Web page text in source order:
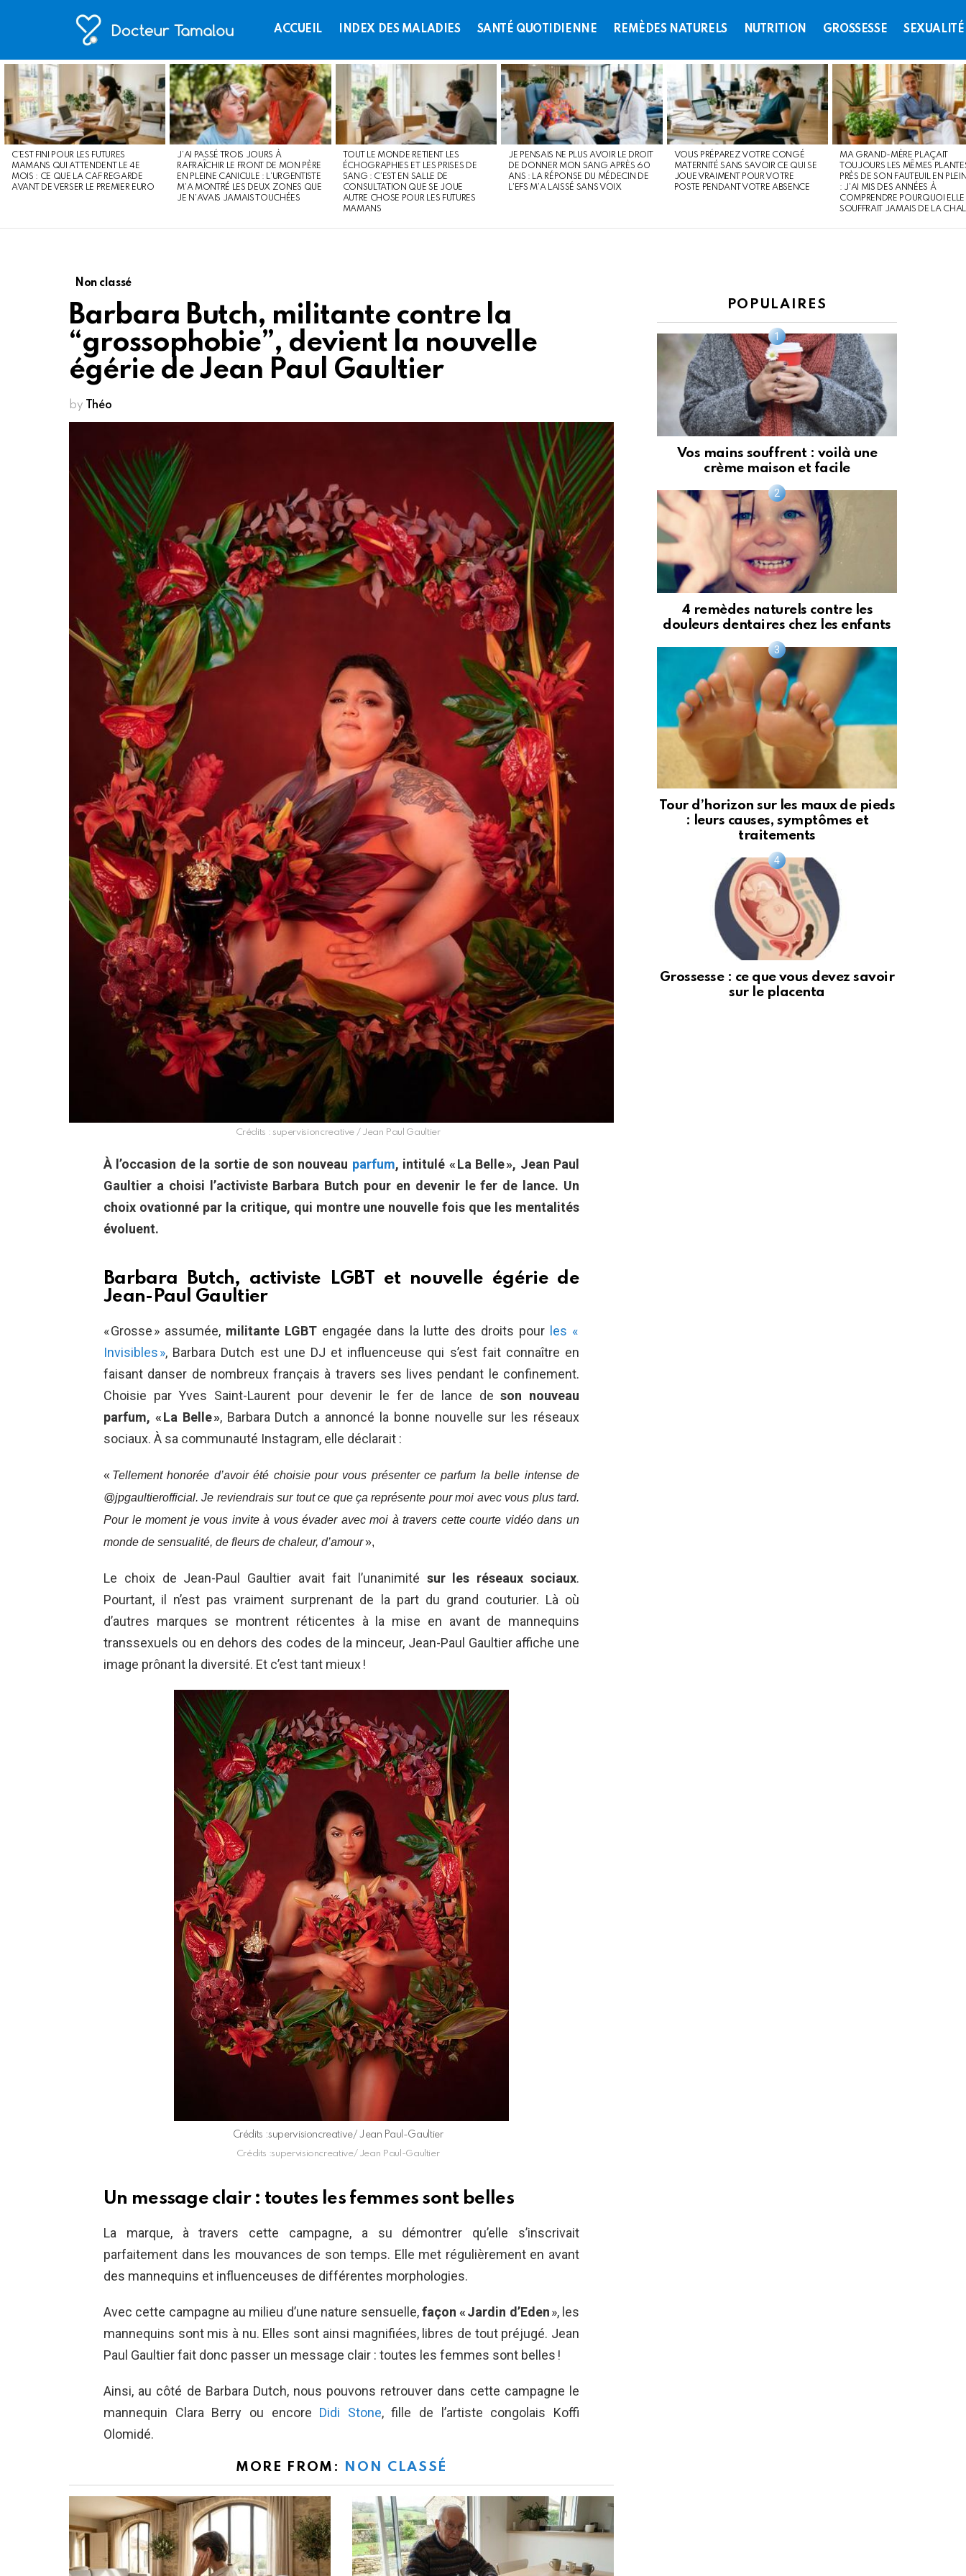
ACCUEIL INDEX DES MALADIES SANTÉ QUOTIDIENNE REMÈDES NATURELS NUTRITION GROSSESSE SEXUALITÉ
LATEST
STORIES
C’EST FINI POUR LES FUTURES
MAMANS QUI ATTENDENT LE 4E
MOIS : CE QUE LA CAF REGARDE
AVANT DE VERSER LE PREMIER EURO
J’AI PASSÉ TROIS JOURS À
RAFRAÎCHIR LE FRONT DE MON PÈRE
EN PLEINE CANICULE : L’URGENTISTE
M’A MONTRÉ LES DEUX ZONES QUE
JE N’AVAIS JAMAIS TOUCHÉES
TOUT LE MONDE RETIENT LES
ÉCHOGRAPHIES ET LES PRISES DE
SANG : C’EST EN SALLE DE
CONSULTATION QUE SE JOUE
AUTRE CHOSE POUR LES FUTURES
MAMANS
JE PENSAIS NE PLUS AVOIR LE DROIT
DE DONNER MON SANG APRÈS 60
ANS : LA RÉPONSE DU MÉDECIN DE
L’EFS M’A LAISSÉ SANS VOIX
VOUS PRÉPAREZ VOTRE CONGÉ
MATERNITÉ SANS SAVOIR CE QUI SE
JOUE VRAIMENT POUR VOTRE
POSTE PENDANT VOTRE ABSENCE
MA GRAND-MÈRE PLAÇAIT
TOUJOURS LES MÊMES
PRÈS DE SON FAUTEUIL EN
: J’AI MIS DES ANNÉES À
COMPRENDRE POURQUOI ELLE
SOUFFRAIT JAMAIS DE LA
Non classé
Barbara Butch, militante contre la
“grossophobie”, devient la nouvelle
égérie de Jean Paul Gaultier
by Théo
Crédits : supervisioncreative / Jean Paul Gaultier
À l’occasion de la sortie de son nouveau parfum, intitulé « La Belle », Jean Paul
Gaultier a choisi l’activiste Barbara Butch pour en devenir le fer de lance. Un
choix ovationné par la critique, qui montre une nouvelle fois que les mentalités
évoluent.
Barbara Butch, activiste LGBT et nouvelle égérie de
Jean-Paul Gaultier
« Grosse » assumée, militante LGBTengagée dans la lutte des droits pour les «
Invisibles », Barbara Dutch est une DJ et influenceuse qui s’est fait connaître en
faisant danser de nombreux français à travers ses lives pendant le confinement.
Choisie par Yves Saint-Laurent pour devenir le fer de lance de son nouveau
parfum, « La Belle », Barbara Dutch a annoncé la bonne nouvelle sur les réseaux
sociaux. À sa communauté Instagram, elle déclarait :
« Tellement honorée d’avoir été choisie pour vous présenter ce parfum la belle intense de
@jpgaultierofficial. Je reviendrais sur tout ce que ça représente pour moi avec vous plus tard.
Pour le moment je vous invite à vous évader avec moi à travers cette courte vidéo dans un
monde de sensualité, de fleurs de chaleur, d’amour»,
Le choix de Jean-Paul Gaultier avait fait l’unanimité sur les réseaux sociaux.
Pourtant, il n’est pas vraiment surprenant de la part du grand couturier. Là où
d’autres marques se montrent réticentes à la mise en avant de mannequins
transsexuels ou en dehors des codes de la minceur, Jean-Paul Gaultier affiche une
image prônant la diversité. Et c’est tant mieux !
Crédits :supervisioncreative/ Jean Paul-Gaultier
Crédits :supervisioncreative/ Jean Paul-Gaultier
Un message clair : toutes les femmes sont belles
La marque, à travers cette campagne, a su démontrer qu’elle s’inscrivait
parfaitement dans les mouvances de son temps. Elle met régulièrement en avant
des mannequins et influenceuses de différentes morphologies.
Avec cette campagne au milieu d’une nature sensuelle,façon « Jardin d’Eden», les
mannequins sont mis à nu. Elles sont ainsi magnifiées, libres de tout préjugé. Jean
Paul Gaultier fait donc passer un message clair : toutes les femmes sont belles !
Ainsi, au côté de Barbara Dutch, nous pouvons retrouver dans cette campagne le
mannequin Clara Berry ou encore Didi Stone, fille de l’artiste congolais Koffi
Olomidé.
MORE FROM: NON CLASSÉ
POPULAIRES
Vos mains souffrent : voilà une
crème maison et facile
4 remèdes naturels contre les
douleurs dentaires chez les enfants
Tour d’horizon sur les maux de pieds
: leurs causes, symptômes et
traitements
Grossesse : ce que vous devez savoir
sur le placenta